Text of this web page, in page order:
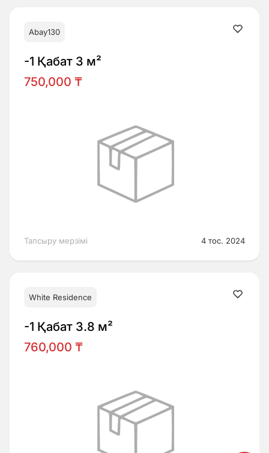
Abay130
-1 Қабат 3 м²
750,000 ₸
Тапсыру мерзімі 4 тос. 2024
White Residence
-1 Қабат 3.8 м²
760,000 ₸